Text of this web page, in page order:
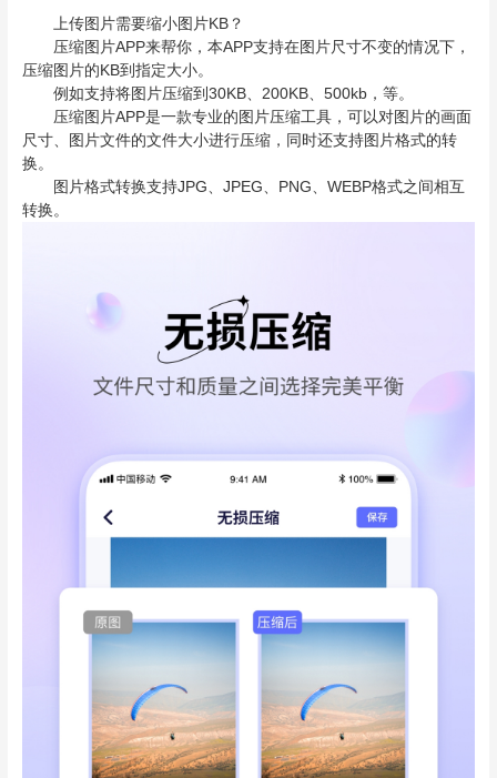
上传图片需要缩小图片KB？
压缩图片APP来帮你，本APP支持在图片尺寸不变的情况下，
压缩图片的KB到指定大小。
例如支持将图片压缩到30KB、200KB、500kb，等。
压缩图片APP是一款专业的图片压缩工具，可以对图片的画面
尺寸、图片文件的文件大小进行压缩，同时还支持图片格式的转
换。
图片格式转换支持JPG、JPEG、PNG、WEBP格式之间相互
转换。